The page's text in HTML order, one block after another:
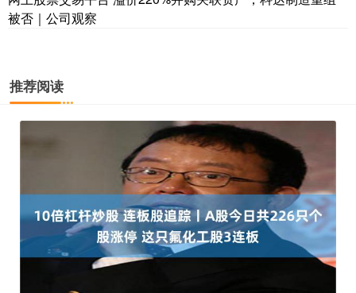
被否｜公司观察
推荐阅读